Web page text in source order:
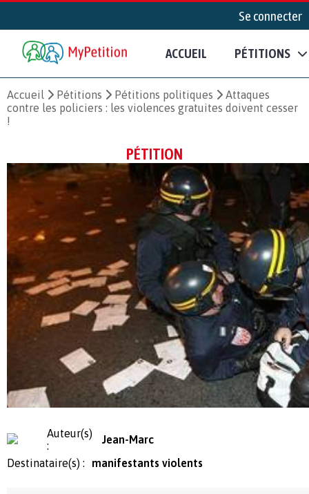
Se connecter
ACCUEIL PÉTITIONS
Accueil Pétitions Pétitions politiques
Attaques
contre les policiers : les violences gratuites doivent cesser
!
PÉTITION
Auteur(s)
:
Jean-Marc
Destinataire(s) :
manifestants violents